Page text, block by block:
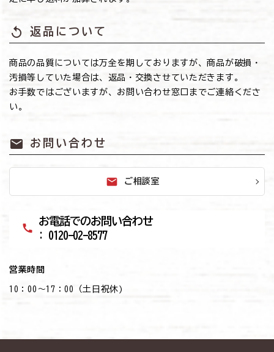
replay 返品について
商品の品質については万全を期しておりますが、商品が破損・
汚損等していた場合は、返品・交換させていただきます。
お手数ではございますが、お問い合わせ窓口までご連絡くださ
い。
mail お問い合わせ
mail ご相談室
call
お電話でのお問い合わせ
: 0120-02-8577
営業時間
10：00～17：00（土日祝休)